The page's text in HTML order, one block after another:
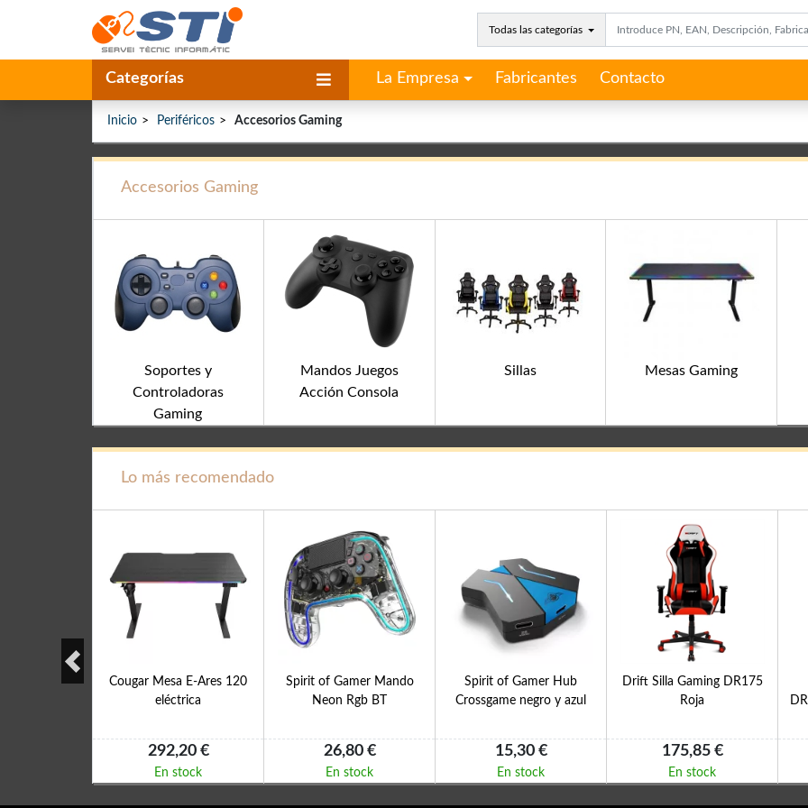
Todas las categorías
Categorías La Empresa Fabricantes Contacto
Inicio Periféricos Accesorios Gaming
Accesorios Gaming
Soportes y
Controladoras
Gaming
Mandos Juegos
Acción Consola
Sillas Mesas Gaming
Lo más recomendado
GAMEPAD
Cougar Mesa E-Ares 120
eléctrica
292,20 €
En stock
Spirit of Gamer Mando
Neon Rgb BT
26,80 €
En stock
Spirit of Gamer Hub
Crossgame negro y azul
15,30 €
En stock
Drift Silla Gaming DR175
Roja
175,85 €
En stock